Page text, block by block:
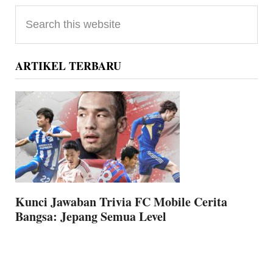
Primary
Sidebar
this
website
ARTIKEL TERBARU
Kunci Jawaban Trivia FC Mobile Cerita
Bangsa: Jepang Semua Level